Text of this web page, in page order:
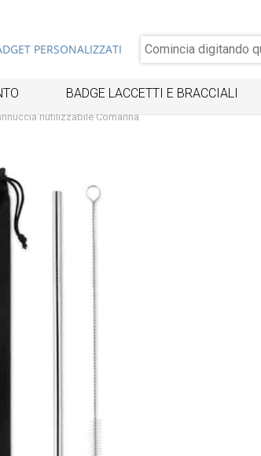
PERSONALIZZATI
BADGE LACCETTI E BRACCIALI
riutilizzabile Comarina